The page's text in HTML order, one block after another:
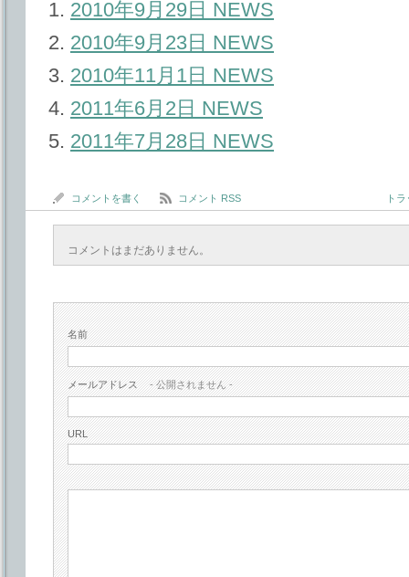
2010年9月29日 NEWS
2010年9月23日 NEWS
2010年11月1日 NEWS
2011年6月2日 NEWS
2011年7月28日 NEWS
コメントを書く コメント RSS ト
コメントはまだありません。
名前
メールアドレス - 公開されません -
URL